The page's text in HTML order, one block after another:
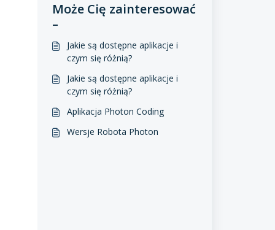
Może Cię zainteresować
–
Jakie są dostępne aplikacje i
czym się różnią?
Jakie są dostępne aplikacje i
czym się różnią?
Aplikacja Photon Coding
Wersje Robota Photon